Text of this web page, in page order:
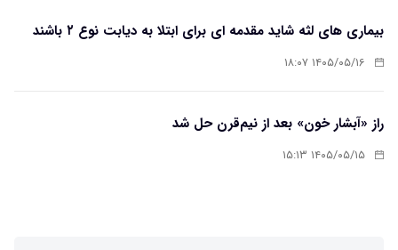
بیماری های لثه شاید مقدمه ای برای ابتلا به دیابت نوع ۲ باشند
۱۴۰۵/۰۵/۱۶ ۱۸:۰۷
راز «آبشار خون» بعد از نیم‌قرن حل شد
۱۴۰۵/۰۵/۱۵ ۱۵:۱۳